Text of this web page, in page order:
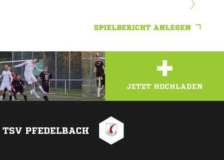
SPIELBERICHT ANLEGEN
+
JETZT HOCHLADEN
TSV PFEDELBACH